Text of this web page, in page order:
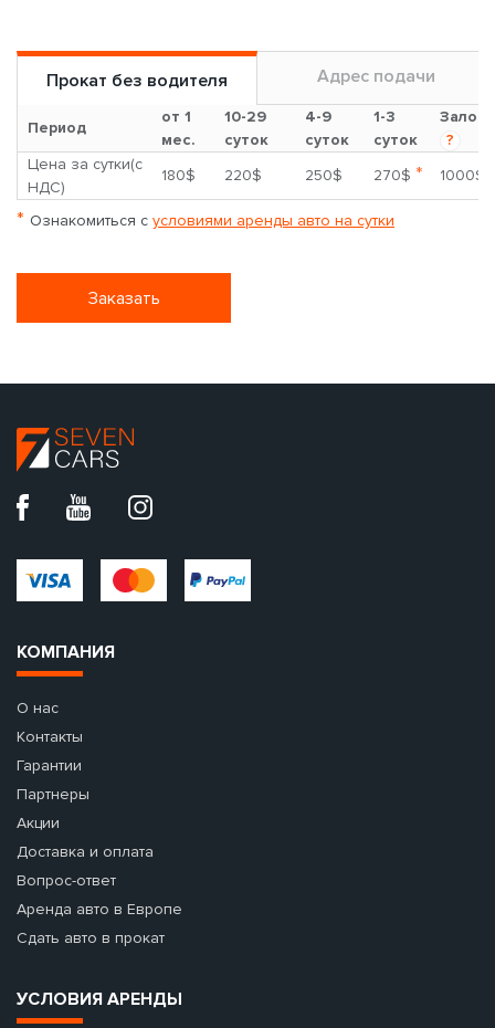
Прокат без водителя Адрес подачи
Период
от 1
мес.
10-29
суток
4-9
суток
1-3
суток
Залог
?
Цена за сутки(с
НДС)
180$ 220$ 250$ 270$ * 1000$
* Ознакомиться с условиями аренды авто на сутки
Заказать
КОМПАНИЯ
О нас
Контакты
Гарантии
Партнеры
Акции
Доставка и оплата
Вопрос-ответ
Аренда авто в Европе
Сдать авто в прокат
УСЛОВИЯ АРЕНДЫ